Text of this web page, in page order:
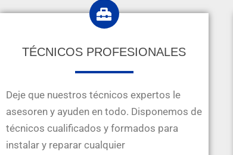
TÉCNICOS PROFESIONALES
Deje que nuestros técnicos expertos le
asesoren y ayuden en todo. Disponemos de
técnicos cualificados y formados para
instalar y reparar cualquier